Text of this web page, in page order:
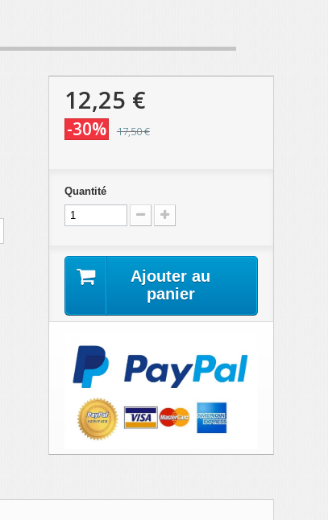
12,25 €
-30% 17,50 €
Quantité
Ajouter au
panier